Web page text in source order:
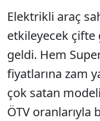
Elektrikli araç
etkileyecek çifte
geldi. Hem
fiyatlarına zam
çok satan
ÖTV oranlarıyla